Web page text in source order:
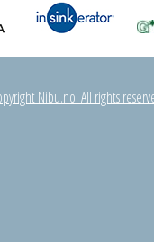
Nibu.no. All rights